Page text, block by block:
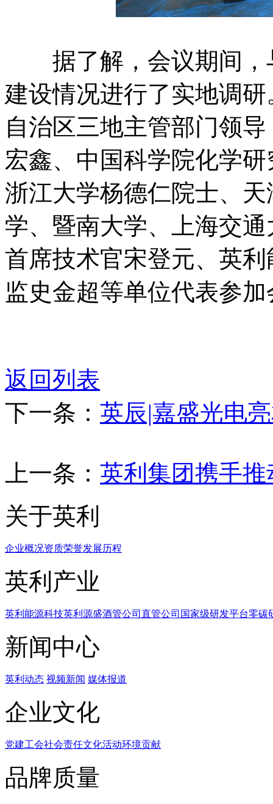
据了解，会议期间，
建设情况进行了实地调
自治区三地主管部门领
宏鑫、中国科学院化学
浙江大学杨德仁院士、
学、暨南大学、上海交
首席技术官宋登元、英
监史金超等单位代表参
返回列表
下一条： 英辰|嘉盛光电
上一条： 英利集团携手
关于英利
企业概况资质荣誉发展历程
英利产业
英利能源科技英利源盛酒管公司 直管公司 国家级研发平台零碳
新闻中心
英利动态 视频新闻 媒体报道
企业文化
党建工会社会责任文化活动环境贡献
品牌质量